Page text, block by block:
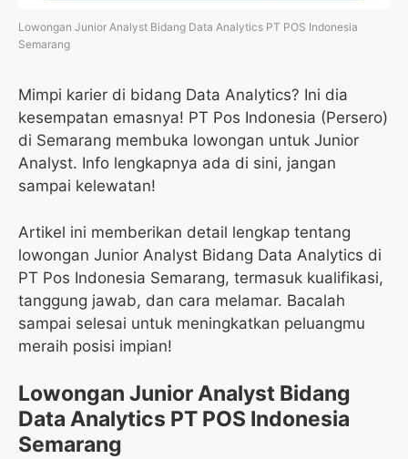
Lowongan Junior Analyst Bidang Data Analytics PT POS Indonesia
Semarang
Mimpi karier di bidang Data Analytics? Ini dia
kesempatan emasnya! PT Pos Indonesia (Persero)
di Semarang membuka lowongan untuk Junior
Analyst. Info lengkapnya ada di sini, jangan
sampai kelewatan!
Artikel ini memberikan detail lengkap tentang
lowongan Junior Analyst Bidang Data Analytics di
PT Pos Indonesia Semarang, termasuk kualifikasi,
tanggung jawab, dan cara melamar. Bacalah
sampai selesai untuk meningkatkan peluangmu
meraih posisi impian!
Lowongan Junior Analyst Bidang
Data Analytics PT POS Indonesia
Semarang